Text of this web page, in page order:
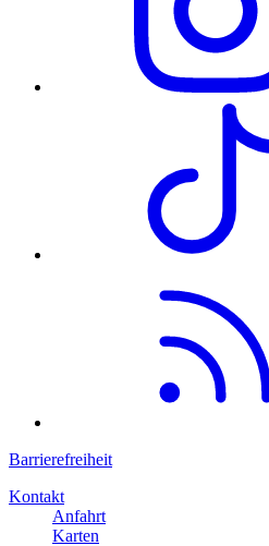
Barrierefreiheit
Kontakt
Anfahrt
Karten